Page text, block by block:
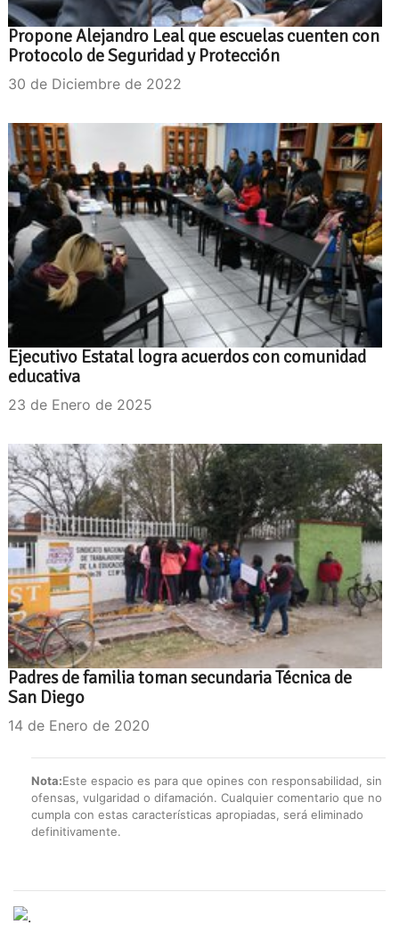
Propone Alejandro Leal que escuelas cuenten con
Protocolo de Seguridad y Protección
30 de Diciembre de 2022
Ejecutivo Estatal logra acuerdos con comunidad
educativa
23 de Enero de 2025
Padres de familia toman secundaria Técnica de
San Diego
14 de Enero de 2020
Nota:Este espacio es para que opines con responsabilidad, sin
ofensas, vulgaridad o difamación. Cualquier comentario que no
cumpla con estas características apropiadas, será eliminado
definitivamente.